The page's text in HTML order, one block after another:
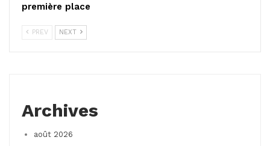
première place
PREV NEXT
Archives
août 2026